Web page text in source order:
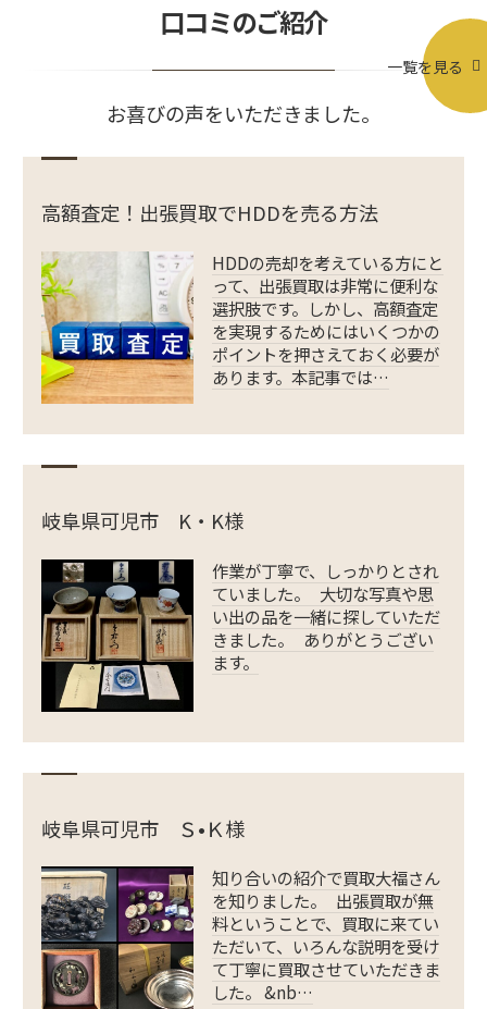
口コミのご紹介
お喜びの声をいただきました。
一覧を見る
高額査定！出張買取でHDDを売る方法
HDDの売却を考えている方にと
って、出張買取は非常に便利な
選択肢です。しかし、高額査定
を実現するためにはいくつかの
ポイントを押さえておく必要が
あります。本記事では…
岐阜県可児市 K・K様
作業が丁寧で、しっかりとされ
ていました。 大切な写真や思
い出の品を一緒に探していただ
きました。 ありがとうござい
ます。
岐阜県可児市 Ｓ•Ｋ様
知り合いの紹介で買取大福さん
を知りました。 出張買取が無
料ということで、買取に来てい
ただいて、いろんな説明を受け
て丁寧に買取させていただきま
した。 &nb…